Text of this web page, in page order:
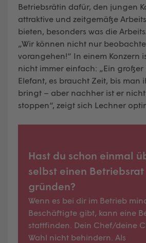
Betriebsrätin dafür, den jungen
attraktive und zeitgemäße
bieten, besonders was die
„Wir können nicht nur
vorangehen!“ In einem Konzern
nicht immer einfach: „Ein großer
Elefant, es braucht Zeit, bis man
bringt – aber nachher ist er nicht
stoppen“, zeigt sich Lechner
Hast du schon einmal
selbst einen Betriebsrat
gründen?
Wenn es bei dir im Betrieb
Beschäftigte gibt, kann eine
stattfinden. Dein Chef/deine
Wahl nicht behindern. Als